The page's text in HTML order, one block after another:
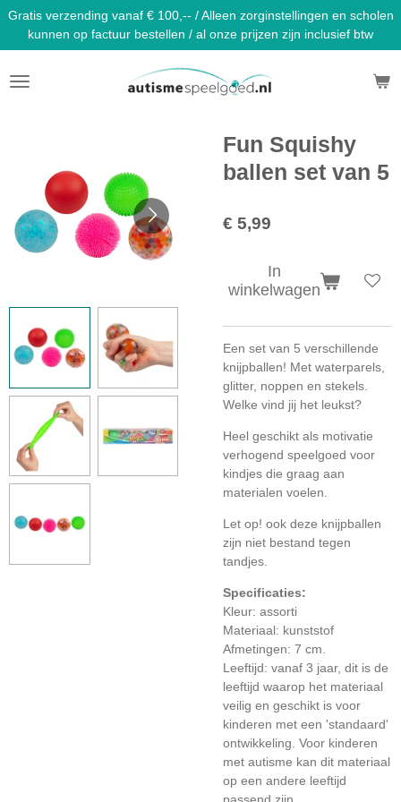
Ga
direct
naar
de
hoofdinhoud
Gratis verzending vanaf € 100,-- / Alleen zorginstellingen en scholen
kunnen op factuur bestellen / al onze prijzen zijn inclusief btw
Fun Squishy
ballen set van 5
€ 5,99
In
winkelwagen
Een set van 5 verschillende
knijpballen! Met waterparels,
glitter, noppen en stekels.
Welke vind jij het leukst?
Heel geschikt als motivatie
verhogend speelgoed voor
kindjes die graag aan
materialen voelen.
Let op! ook deze knijpballen
zijn niet bestand tegen
tandjes.
Specificaties:
Kleur: assorti
Materiaal: kunststof
Afmetingen: 7 cm.
Leeftijd: vanaf 3 jaar, dit is de
leeftijd waarop het materiaal
veilig en geschikt is voor
kinderen met een 'standaard'
ontwikkeling. Voor kinderen
met autisme kan dit materiaal
op een andere leeftijd